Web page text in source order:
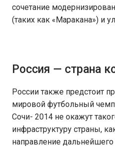
сочетание
(таких как «Маракана») и
Россия — страна
России также предстоит
мировой футбольный
Сочи- 2014 не окажут
инфраструктуру страны,
направление